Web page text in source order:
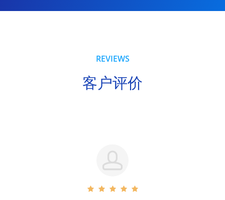
REVIEWS
客户评价